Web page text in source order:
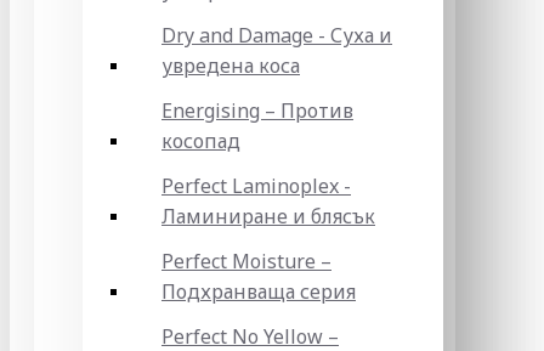
Dry and Damage - Суха и
увредена коса
Energising – Против
косопад
Perfect Laminoplex -
Ламиниране и блясък
Perfect Moisture –
Подхранваща серия
Perfect No Yellow –